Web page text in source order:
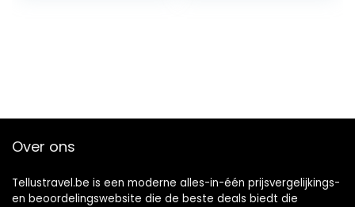
Over ons
Tellustravel.be is een moderne alles-in-één prijsvergelijkings-
en beoordelingswebsite die de beste deals biedt die